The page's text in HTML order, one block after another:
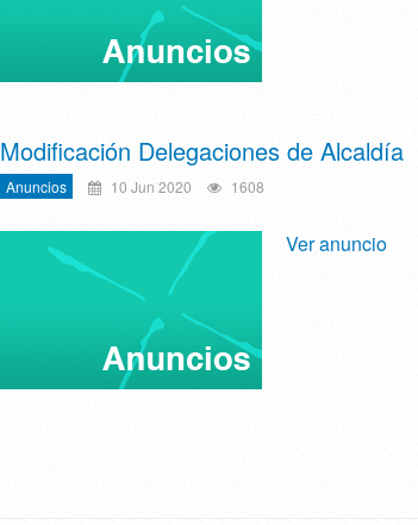
Modificación Delegaciones de Alcaldía
Anuncios 10 Jun 2020 1608
Ver anuncio